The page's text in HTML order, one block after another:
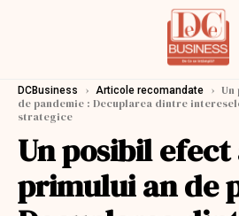
DCBusiness › Articole recomandate › Un
de pandemie : Decuplarea dintre
strategice
Un posibil efect
primului an de